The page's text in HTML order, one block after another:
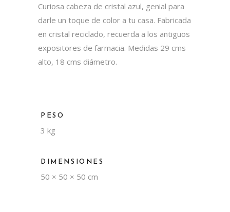
Curiosa cabeza de cristal azul, genial para
darle un toque de color a tu casa. Fabricada
en cristal reciclado, recuerda a los antiguos
expositores de farmacia. Medidas 29 cms
alto, 18 cms diámetro.
PESO
3 kg
DIMENSIONES
50 × 50 × 50 cm